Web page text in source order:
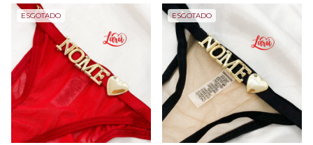
ESGOTADO ESGOTADO